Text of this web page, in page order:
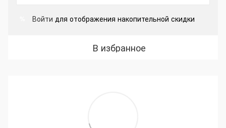
Войти для отображения накопительной скидки
В избранное